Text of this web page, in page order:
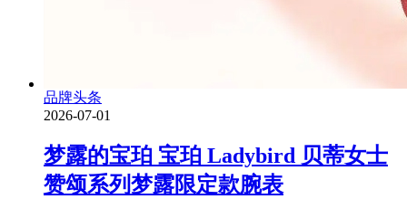
品牌头条
2026-07-01
梦露的宝珀 宝珀 Ladybird 贝蒂女士
赞颂系列梦露限定款腕表